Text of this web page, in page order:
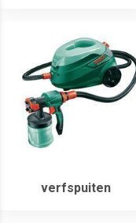
verfspuiten